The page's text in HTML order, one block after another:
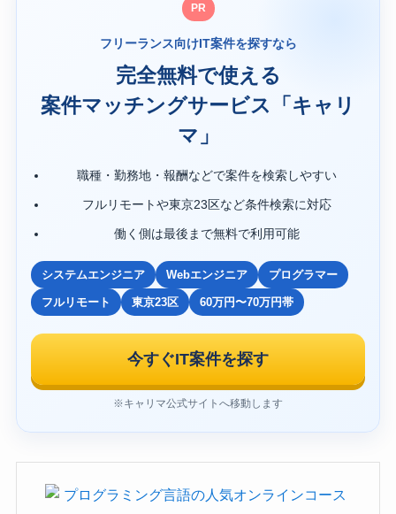
PR
フリーランス向けIT案件を探すなら
完全無料で使える
案件マッチングサービス「キャリ
マ」
職種・勤務地・報酬などで案件を検索しやすい
フルリモートや東京23区など条件検索に対応
働く側は最後まで無料で利用可能
システムエンジニア Webエンジニア プログラマー
フルリモート 東京23区 60万円〜70万円帯
今すぐIT案件を探す
※キャリマ公式サイトへ移動します